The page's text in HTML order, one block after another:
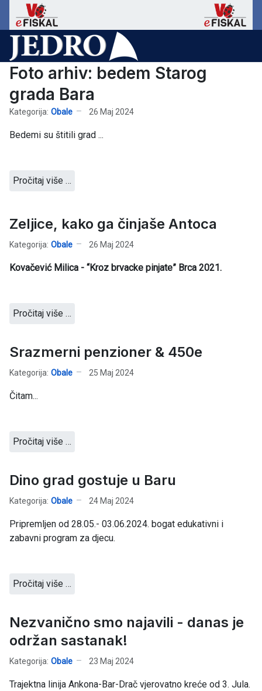
Foto arhiv: bedem Starog
grada Bara
Kategorija: Obale 26 Maj 2024
Bedemi su štitili grad ...
Pročitaj više …
Zeljice, kako ga činjaše Antoca
Kategorija: Obale 26 Maj 2024
Kovačević Milica - “Kroz brvacke pinjate” Brca 2021.
Pročitaj više …
Srazmerni penzioner & 450e
Kategorija: Obale 25 Maj 2024
Čitam...
Pročitaj više …
Dino grad gostuje u Baru
Kategorija: Obale 24 Maj 2024
Pripremljen od 28.05.- 03.06.2024. bogat edukativni i
zabavni program za djecu.
Pročitaj više …
Nezvanično smo najavili - danas je
održan sastanak!
Kategorija: Obale 23 Maj 2024
Trajektna linija Ankona-Bar-Drač vjerovatno kreće od 3. Jula.